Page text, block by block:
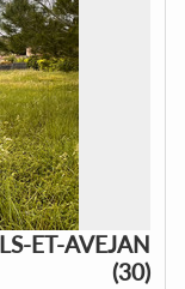
ET-AVEJAN
(30)